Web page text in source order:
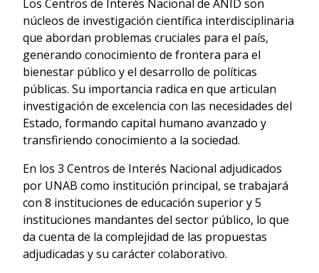
Los Centros de Interés Nacional de ANID son
núcleos de investigación científica interdisciplinaria
que abordan problemas cruciales para el país,
generando conocimiento de frontera para el
bienestar público y el desarrollo de políticas
públicas. Su importancia radica en que articulan
investigación de excelencia con las necesidades del
Estado, formando capital humano avanzado y
transfiriendo conocimiento a la sociedad.
En los 3 Centros de Interés Nacional adjudicados
por UNAB como institución principal, se trabajará
con 8 instituciones de educación superior y 5
instituciones mandantes del sector público, lo que
da cuenta de la complejidad de las propuestas
adjudicadas y su carácter colaborativo.